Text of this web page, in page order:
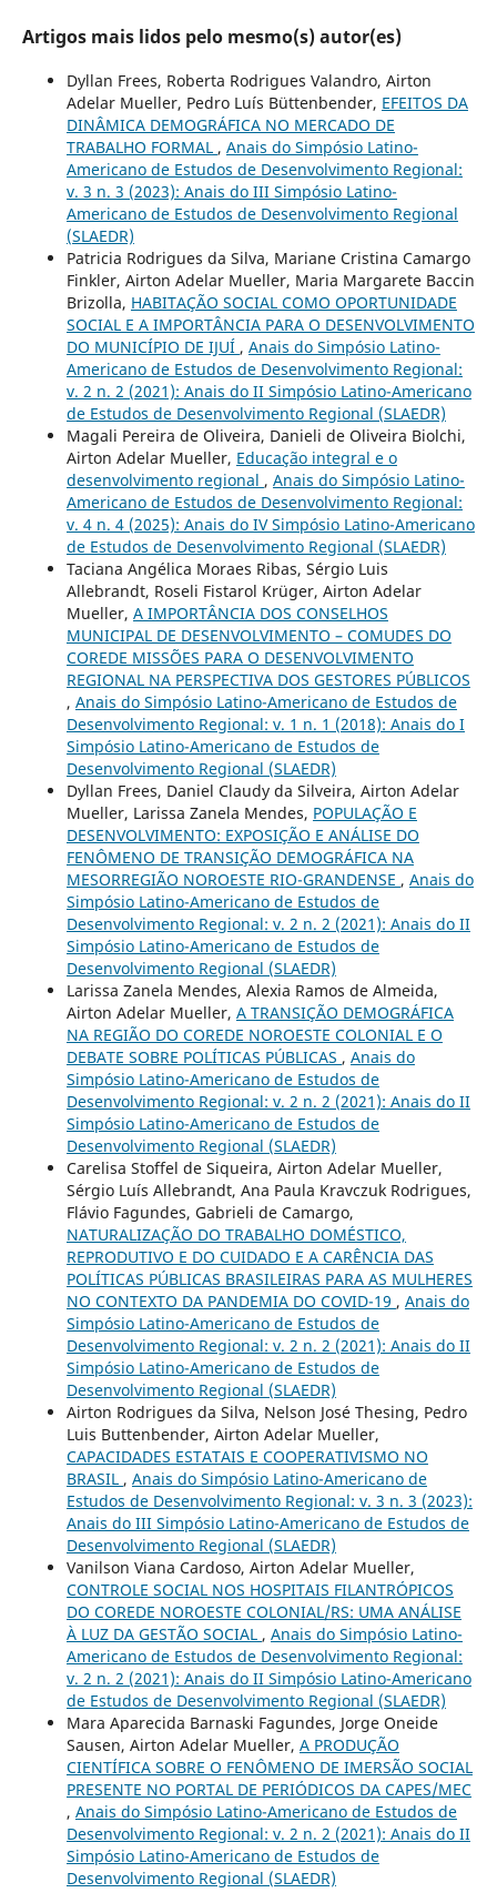
Artigos mais lidos pelo mesmo(s) autor(es)
Dyllan Frees, Roberta Rodrigues Valandro, Airton
Adelar Mueller, Pedro Luís Büttenbender, EFEITOS DA
DINÂMICA DEMOGRÁFICA NO MERCADO DE
TRABALHO FORMAL , Anais do Simpósio Latino-
Americano de Estudos de Desenvolvimento Regional:
v. 3 n. 3 (2023): Anais do III Simpósio Latino-
Americano de Estudos de Desenvolvimento Regional
(SLAEDR)
Patricia Rodrigues da Silva, Mariane Cristina Camargo
Finkler, Airton Adelar Mueller, Maria Margarete Baccin
Brizolla, HABITAÇÃO SOCIAL COMO OPORTUNIDADE
SOCIAL E A IMPORTÂNCIA PARA O DESENVOLVIMENTO
DO MUNICÍPIO DE IJUÍ , Anais do Simpósio Latino-
Americano de Estudos de Desenvolvimento Regional:
v. 2 n. 2 (2021): Anais do II Simpósio Latino-Americano
de Estudos de Desenvolvimento Regional (SLAEDR)
Magali Pereira de Oliveira, Danieli de Oliveira Biolchi,
Airton Adelar Mueller, Educação integral e o
desenvolvimento regional , Anais do Simpósio Latino-
Americano de Estudos de Desenvolvimento Regional:
v. 4 n. 4 (2025): Anais do IV Simpósio Latino-Americano
de Estudos de Desenvolvimento Regional (SLAEDR)
Taciana Angélica Moraes Ribas, Sérgio Luis
Allebrandt, Roseli Fistarol Krüger, Airton Adelar
Mueller, A IMPORTÂNCIA DOS CONSELHOS
MUNICIPAL DE DESENVOLVIMENTO – COMUDES DO
COREDE MISSÕES PARA O DESENVOLVIMENTO
REGIONAL NA PERSPECTIVA DOS GESTORES PÚBLICOS
, Anais do Simpósio Latino-Americano de Estudos de
Desenvolvimento Regional: v. 1 n. 1 (2018): Anais do I
Simpósio Latino-Americano de Estudos de
Desenvolvimento Regional (SLAEDR)
Dyllan Frees, Daniel Claudy da Silveira, Airton Adelar
Mueller, Larissa Zanela Mendes, POPULAÇÃO E
DESENVOLVIMENTO: EXPOSIÇÃO E ANÁLISE DO
FENÔMENO DE TRANSIÇÃO DEMOGRÁFICA NA
MESORREGIÃO NOROESTE RIO-GRANDENSE , Anais do
Simpósio Latino-Americano de Estudos de
Desenvolvimento Regional: v. 2 n. 2 (2021): Anais do II
Simpósio Latino-Americano de Estudos de
Desenvolvimento Regional (SLAEDR)
Larissa Zanela Mendes, Alexia Ramos de Almeida,
Airton Adelar Mueller, A TRANSIÇÃO DEMOGRÁFICA
NA REGIÃO DO COREDE NOROESTE COLONIAL E O
DEBATE SOBRE POLÍTICAS PÚBLICAS , Anais do
Simpósio Latino-Americano de Estudos de
Desenvolvimento Regional: v. 2 n. 2 (2021): Anais do II
Simpósio Latino-Americano de Estudos de
Desenvolvimento Regional (SLAEDR)
Carelisa Stoffel de Siqueira, Airton Adelar Mueller,
Sérgio Luís Allebrandt, Ana Paula Kravczuk Rodrigues,
Flávio Fagundes, Gabrieli de Camargo,
NATURALIZAÇÃO DO TRABALHO DOMÉSTICO,
REPRODUTIVO E DO CUIDADO E A CARÊNCIA DAS
POLÍTICAS PÚBLICAS BRASILEIRAS PARA AS MULHERES
NO CONTEXTO DA PANDEMIA DO COVID-19 , Anais do
Simpósio Latino-Americano de Estudos de
Desenvolvimento Regional: v. 2 n. 2 (2021): Anais do II
Simpósio Latino-Americano de Estudos de
Desenvolvimento Regional (SLAEDR)
Airton Rodrigues da Silva, Nelson José Thesing, Pedro
Luis Buttenbender, Airton Adelar Mueller,
CAPACIDADES ESTATAIS E COOPERATIVISMO NO
BRASIL , Anais do Simpósio Latino-Americano de
Estudos de Desenvolvimento Regional: v. 3 n. 3 (2023):
Anais do III Simpósio Latino-Americano de Estudos de
Desenvolvimento Regional (SLAEDR)
Vanilson Viana Cardoso, Airton Adelar Mueller,
CONTROLE SOCIAL NOS HOSPITAIS FILANTRÓPICOS
DO COREDE NOROESTE COLONIAL/RS: UMA ANÁLISE
À LUZ DA GESTÃO SOCIAL , Anais do Simpósio Latino-
Americano de Estudos de Desenvolvimento Regional:
v. 2 n. 2 (2021): Anais do II Simpósio Latino-Americano
de Estudos de Desenvolvimento Regional (SLAEDR)
Mara Aparecida Barnaski Fagundes, Jorge Oneide
Sausen, Airton Adelar Mueller, A PRODUÇÃO
CIENTÍFICA SOBRE O FENÔMENO DE IMERSÃO SOCIAL
PRESENTE NO PORTAL DE PERIÓDICOS DA CAPES/MEC
, Anais do Simpósio Latino-Americano de Estudos de
Desenvolvimento Regional: v. 2 n. 2 (2021): Anais do II
Simpósio Latino-Americano de Estudos de
Desenvolvimento Regional (SLAEDR)